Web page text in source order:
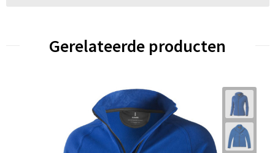
Gerelateerde producten